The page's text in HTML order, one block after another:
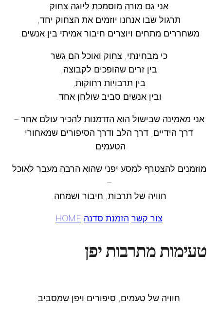
אני גם מורה מוסמכת ליוגה צחוק
תרגול שבו אנחנו יוזמים את הצחוק יחד,
משחררים מתחים ויוצרים חיבור אמיתי בין אנשים.
כי מבחינתי, צחוק ואוכל הם גשר
בין זרים שהופכים לקבוצה,
בין תרבויות רחוקות,
ובין אנשים סביב שולחן אחד.
אני מאמינה שבישול הוא הזדמנות להכיר עולם אחר –
דרך הידיים, דרך הלב ודרך הסיפורים שמאחורי
הטעמים.
מוזמנים להצטרף למסע יפני שהוא הרבה מעבר לאוכל
–
חוויה של תרבות, חיבור ושמחה.
צור קשר הזמנת סדנה HOME
טעימות מתרבות יפן
חוויה של טעמים, סיפורים ויפן שמסביב